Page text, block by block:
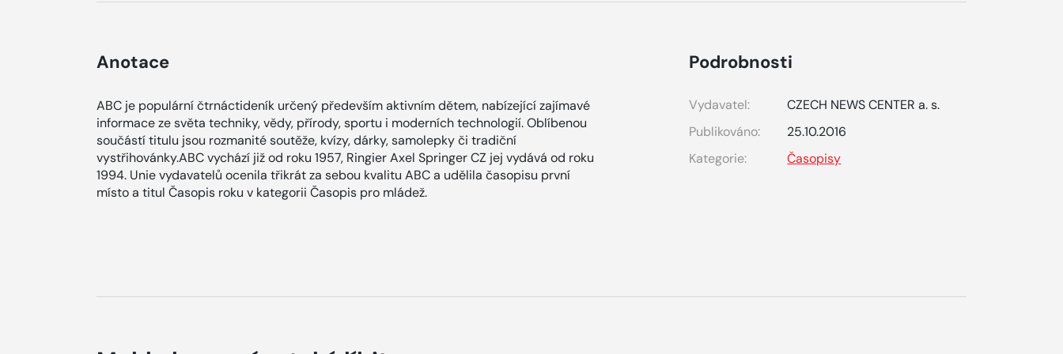
Anotace
ABC je populární čtrnáctideník určený především aktivním dětem, nabízející zajímavé
informace ze světa techniky, vědy, přírody, sportu i moderních technologií. Oblíbenou
součástí titulu jsou rozmanité soutěže, kvízy, dárky, samolepky či tradiční
vystřihovánky.ABC vychází již od roku 1957, Ringier Axel Springer CZ jej vydává od roku
1994. Unie vydavatelů ocenila třikrát za sebou kvalitu ABC a udělila časopisu první
místo a titul Časopis roku v kategorii Časopis pro mládež.
Podrobnosti
Vydavatel:
CZECH NEWS CENTER a. s.
Publikováno:
25.10.2016
Kategorie:
Časopisy